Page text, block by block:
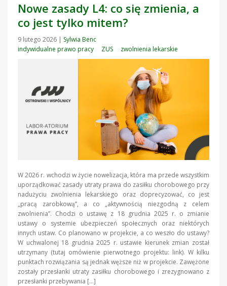
Nowe zasady L4: co się zmienia, a
co jest tylko mitem?
9 lutego 2026 | Sylwia Benc
indywidualne prawo pracy
ZUS zwolnienia lekarskie
W 2026 r. wchodzi w życie nowelizacja, która ma przede wszystkim
uporządkować zasady utraty prawa do zasiłku chorobowego przy
nadużyciu zwolnienia lekarskiego oraz doprecyzować, co jest
„pracą zarobkową”, a co „aktywnością niezgodną z celem
zwolnienia”. Chodzi o ustawę z 18 grudnia 2025 r. o zmianie
ustawy o systemie ubezpieczeń społecznych oraz niektórych
innych ustaw. Co planowano w projekcie, a co weszło do ustawy?
W uchwalonej 18 grudnia 2025 r. ustawie kierunek zmian został
utrzymany (tutaj omówienie pierwotnego projektu: link). W kilku
punktach rozwiązania są jednak węższe niż w projekcie. Zawężone
zostały przesłanki utraty zasiłku chorobowego i zrezygnowano z
przesłanki przebywania […]